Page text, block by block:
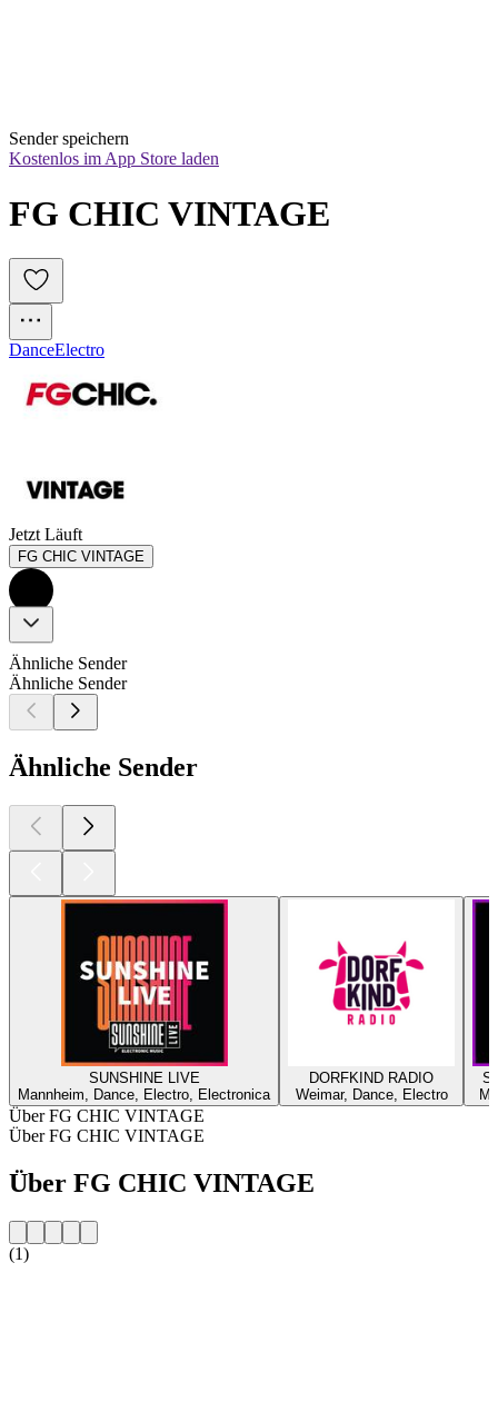
Sender speichern
Kostenlos im App Store laden
FG CHIC VINTAGE
DanceElectro
Jetzt Läuft
FG CHIC VINTAGE
Ähnliche Sender
Ähnliche Sender
Ähnliche Sender
SUNSHINE LIVE
Mannheim, Dance, Electro, Electronica
DORFKIND RADIO
Weimar, Dance, Electro
Über FG CHIC VINTAGE
Über FG CHIC VINTAGE
Über FG CHIC VINTAGE
(1)